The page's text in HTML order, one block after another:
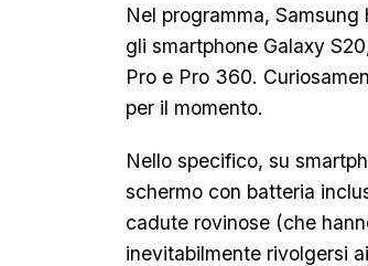
Nel programma,
gli smartphone Galaxy
Pro e Pro 360.
per il momento.
Nello specifico, su
schermo con batteria
cadute rovinose (che
inevitabilmente rivolgersi